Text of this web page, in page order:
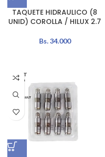
TAQUETE HIDRAULICO (8
UNID) COROLLA / HILUX 2.7
Bs.34.000
AGOT
ADO